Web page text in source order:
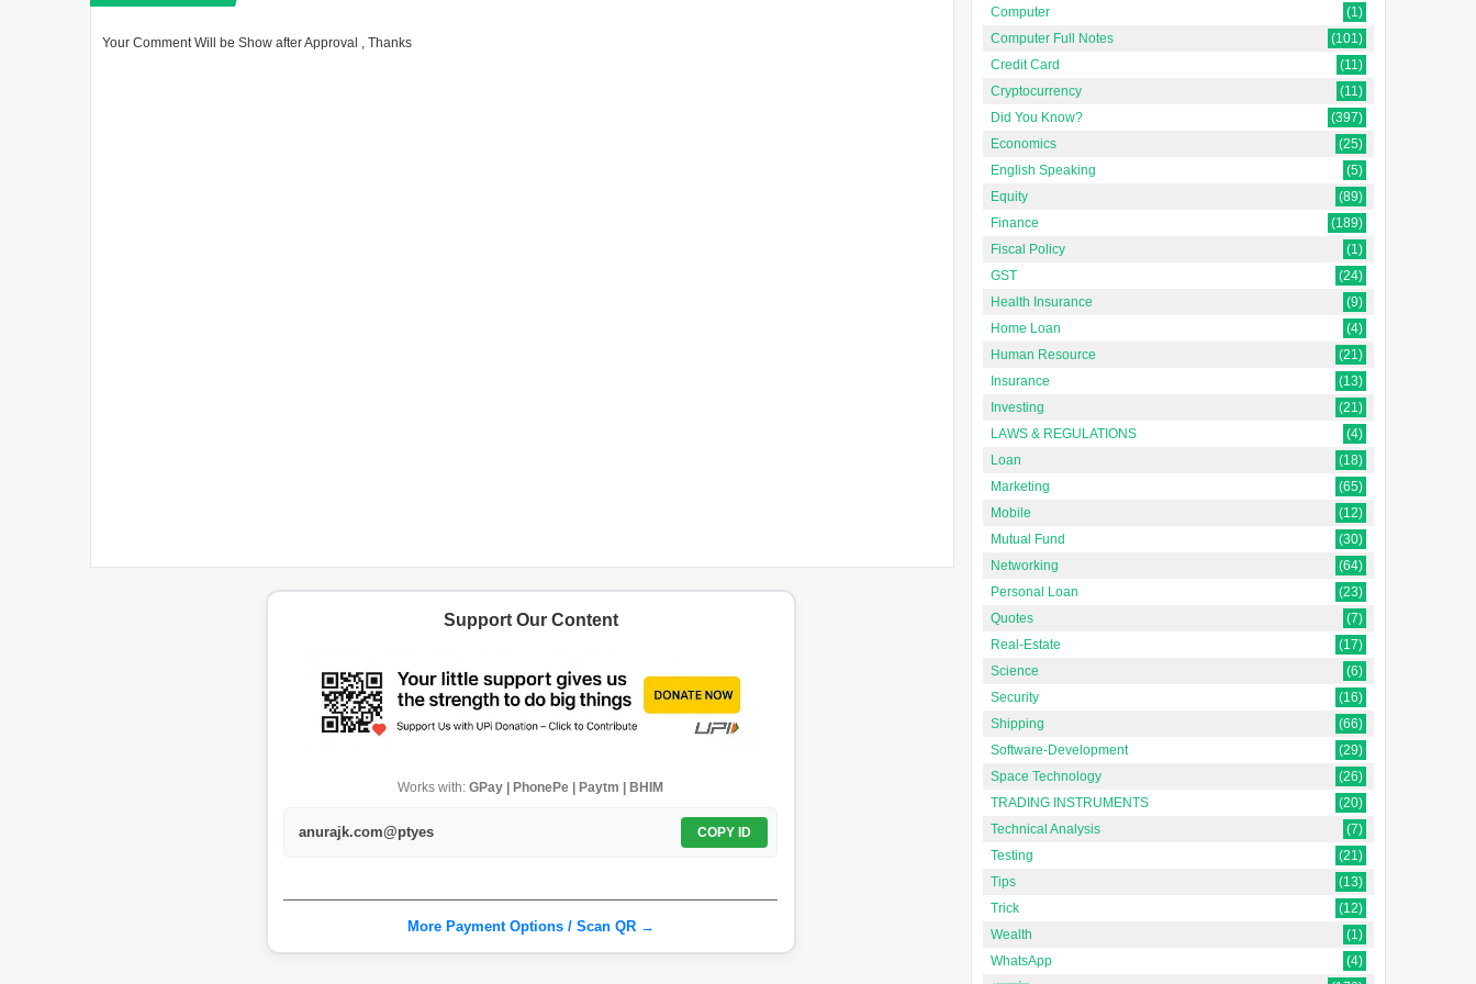
Your Comment Will be Show after Approval , Thanks
Support Our Content
Works with:GPay | PhonePe | Paytm | BHIM
anurajk.com@ptyes COPY ID
More Payment Options / Scan QR →
Computer
(1)
Computer Full Notes
(101)
Credit Card
(11)
Cryptocurrency
(11)
Did You Know?
(397)
Economics
(25)
English Speaking
(5)
Equity
(89)
Finance
(189)
Fiscal Policy
(1)
GST
(24)
Health Insurance
(9)
Home Loan
(4)
Human Resource
(21)
Insurance
(13)
Investing
(21)
LAWS & REGULATIONS
(4)
Loan
(18)
Marketing
(65)
Mobile
(12)
Mutual Fund
(30)
Networking
(64)
Personal Loan
(23)
Quotes
(7)
Real-Estate
(17)
Science
(6)
Security
(16)
Shipping
(66)
Software-Development
(29)
Space Technology
(26)
TRADING INSTRUMENTS
(20)
Technical Analysis
(7)
Testing
(21)
Tips
(13)
Trick
(12)
Wealth
(1)
WhatsApp
(4)